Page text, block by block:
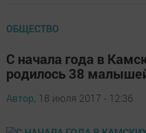
ОБЩЕСТВО
С начала года в
родилось 38
Автор, 18 июля 2017 - 12:36